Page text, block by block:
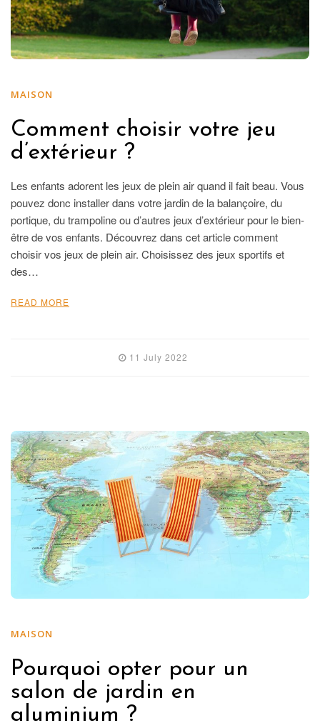
MAISON
Comment choisir votre jeu
d’extérieur ?
Les enfants adorent les jeux de plein air quand il fait beau. Vous
pouvez donc installer dans votre jardin de la balançoire, du
portique, du trampoline ou d’autres jeux d’extérieur pour le bien-
être de vos enfants. Découvrez dans cet article comment
choisir vos jeux de plein air. Choisissez des jeux sportifs et
des…
READ MORE
11 July 2022
MAISON
Pourquoi opter pour un
salon de jardin en
aluminium ?